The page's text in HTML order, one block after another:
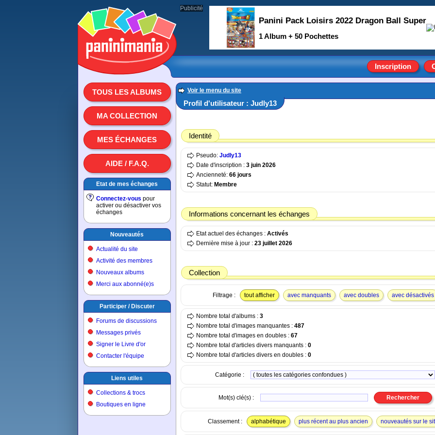
Inscription
TOUS LES ALBUMS
MA COLLECTION
MES ÉCHANGES
AIDE / F.A.Q.
Etat de mes échanges
Connectez-vous pour
activer ou désactiver vos
échanges
Nouveautés
Actualité du site
Activité des membres
Nouveaux albums
Merci aux abonné(e)s
Participer / Discuter
Forums de discussions
Messages privés
Signer le Livre d'or
Contacter l'équipe
Liens utiles
Collections & trocs
Boutiques en ligne
Voir le menu du site
Profil d'utilisateur : Judly13
Identité
Pseudo: Judly13
Date d'inscription : 3 juin 2026
Ancienneté: 66 jours
Statut: Membre
Informations concernant les échanges
Etat actuel des échanges : Activés
Dernière mise à jour : 23 juillet 2026
Collection
Filtrage : tout afficher avec manquants avec doubles avec désactivés
Nombre total d'albums : 3
Nombre total d'images manquantes : 487
Nombre total d'images en doubles : 67
Nombre total d'articles divers manquants : 0
Nombre total d'articles divers en doubles : 0
Catégorie :
Mot(s) clé(s) :
Classement : alphabétique plus récent au plus ancien nouveautés sur le
Publicité
Panini Pack Loisirs 2022 Dragon Ball Super
1 Album + 50 Pochettes